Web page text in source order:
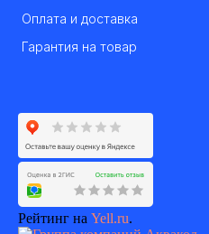
Оплата и доставка
Гарантия на товар
Рейтинг на Yell.ru.